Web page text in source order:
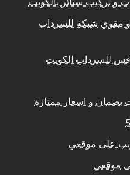
و تركيب ستائر بالكويت
شبكة للسرداب
للسرداب الكويت
بضمان و اسعار ممتازة
على موقعي
موقعي